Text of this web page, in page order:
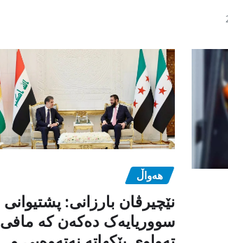
هەواڵ
نێچیرڤان بارزانی: پشتیوانی
سووریایەک دەکەن کە مافی